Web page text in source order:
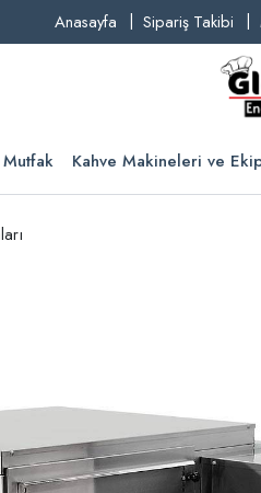
Anasayfa Sipariş Takibi
Kahve Makineleri ve